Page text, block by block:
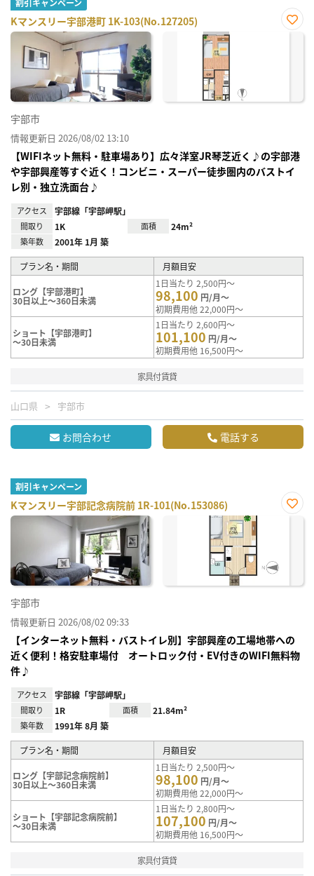
Kマンスリー宇部港町 1K-103(No.127205)
お気
宇部市
情報更新日 2026/08/02 13:10
【WIFIネット無料・駐車場あり】広々洋室JR琴芝近く♪の宇部港
や宇部興産等すぐ近く！コンビニ・スーパー徒歩圏内のバストイ
レ別・独立洗面台♪
アクセス 宇部線「宇部岬駅」
間取り 1K 面積 24m²
築年数 2001年 1月 築
プラン名・期間 月額目安
ロング【宇部港町】
30日以上～360日未満
1日当たり 2,500円～
98,100 円/月～
初期費用他 22,000円～
ショート【宇部港町】
～30日未満
1日当たり 2,600円～
101,100 円/月～
初期費用他 16,500円～
家具付賃貸
山口県 宇部市
お問合わせ 電話する
割引キャンペーン
Kマンスリー宇部記念病院前 1R-101(No.153086)
お気
宇部市
情報更新日 2026/08/02 09:33
【インターネット無料・バストイレ別】宇部興産の工場地帯への
近く便利！格安駐車場付 オートロック付・EV付きのWIFI無料物
件♪
アクセス 宇部線「宇部岬駅」
間取り 1R 面積 21.84m²
築年数 1991年 8月 築
プラン名・期間 月額目安
ロング【宇部記念病院前】
30日以上～360日未満
1日当たり 2,500円～
98,100 円/月～
初期費用他 22,000円～
ショート【宇部記念病院前】
～30日未満
1日当たり 2,800円～
107,100 円/月～
初期費用他 16,500円～
家具付賃貸